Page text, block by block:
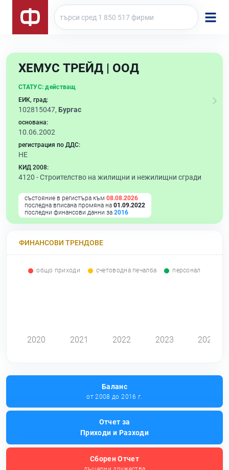
ХЕМУС ТРЕЙД | ООД
СТАТУС: действащ
ЕИК, град:
102815047, Бургас
основана:
10.06.2002
регистрация по ДДС:
НЕ
КИД 2008:
4120 -Строителство на жилищни и нежилищни сгради
състояние в регистъра към 08.08.2026
последна вписана промяна на 01.09.2022
последни финансови данни за 2016
ФИНАНСОВИ ТРЕНДОВЕ
общо приходи счетоводна печалба персонал
2020 2021 2022 2023 2024
Баланс
от 2008 до 2016 г.
Отчет за
Приходи и Разходи
Сборен Отчет